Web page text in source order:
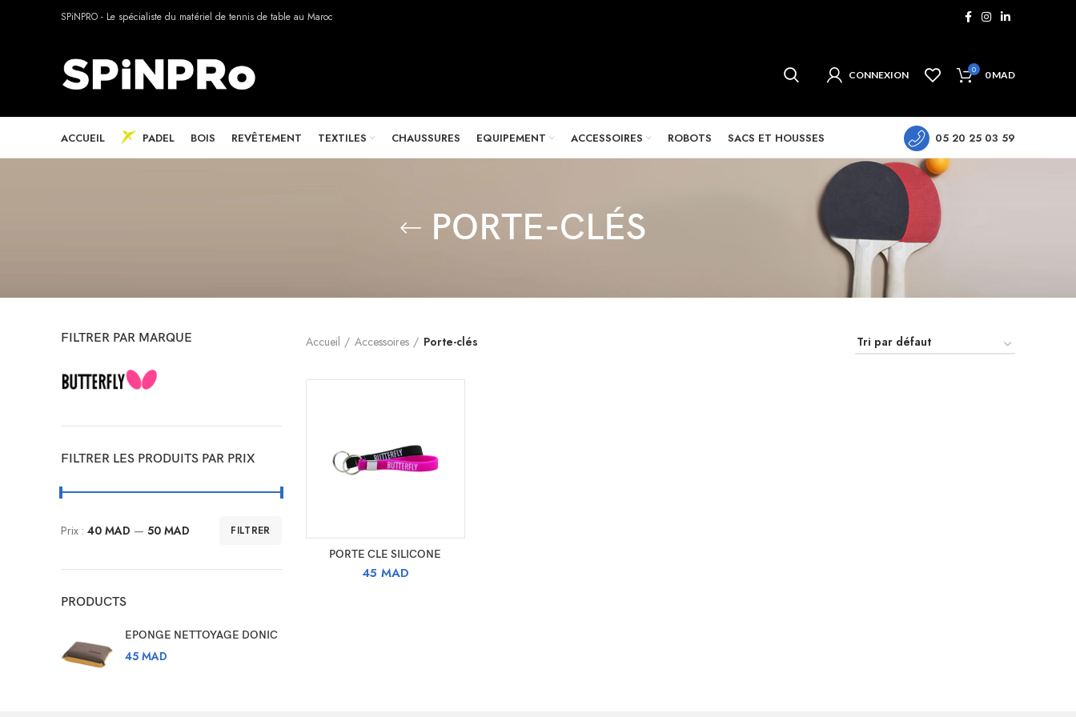
SPiNPRO - Le spécialiste du matériel de tennis de table au Maroc
CONNEXION 0 0MAD
ACCUEIL PADEL BOIS REVÊTEMENT TEXTILES CHAUSSURES EQUIPEMENT ACCESSOIRES ROBOTS SACS ET HOUSSES 05 20 25 03 59
PORTE-CLÉS
FILTRER PAR MARQUE
FILTRER LES PRODUITS PAR PRIX
FILTRER
Prix : 40 MAD — 50 MAD
PRODUCTS
EPONGE NETTOYAGE DONIC
45 MAD
Accueil Accessoires Porte-clés
CHOIX DES OPTIONS
PORTE CLE SILICONE
45 MAD